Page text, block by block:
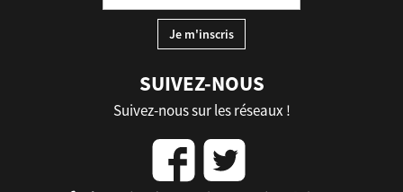
SUIVEZ-NOUS
Suivez-nous sur les réseaux !